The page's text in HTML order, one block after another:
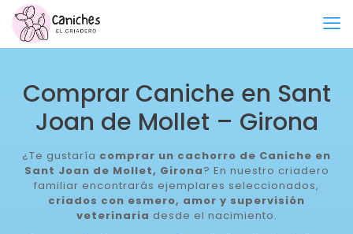
Comprar Caniche en Sant
Joan de Mollet – Girona
¿Te gustaría comprar un cachorro de Caniche en
Sant Joan de Mollet, Girona? En nuestro criadero
familiar encontrarás ejemplares seleccionados,
criados con esmero, amor y supervisión
veterinaria desde el nacimiento.